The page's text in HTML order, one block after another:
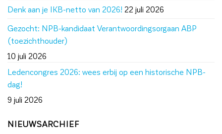
Denk aan je IKB-netto van 2026! 22 juli 2026
Gezocht: NPB-kandidaat Verantwoordingsorgaan ABP
(toezichthouder)
10 juli 2026
Ledencongres 2026: wees erbij op een historische NPB-
dag!
9 juli 2026
NIEUWSARCHIEF